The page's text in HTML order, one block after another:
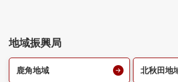
地域振興局
鹿角地域 北秋田地